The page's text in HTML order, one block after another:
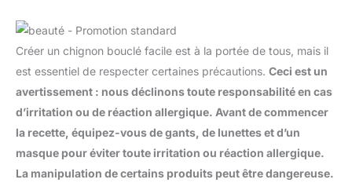
Créer un chignon bouclé facile est à la portée de tous, mais il
est essentiel de respecter certaines précautions. Ceci est un
avertissement : nous déclinons toute responsabilité en cas
d’irritation ou de réaction allergique. Avant de commencer
la recette, équipez-vous de gants, de lunettes et d’un
masque pour éviter toute irritation ou réaction allergique.
La manipulation de certains produits peut être dangereuse.